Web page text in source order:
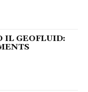
IL GEOFLUID: